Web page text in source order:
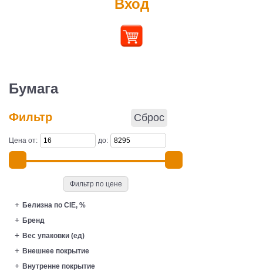
Вход
Бумага
Фильтр Сброс
Цена от: до:
Фильтр по цене
Белизна по CIE, %
Бренд
Вес упаковки (ед)
Внешнее покрытие
Внутренне покрытие